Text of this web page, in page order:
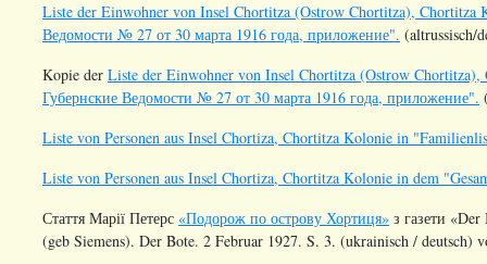
Liste der Einwohner von Insel Chortitza (Ostrow Chortitza), Chortitza
Ведомости № 27 от 30 марта 1916 года, приложение". (altrussisch/
Kopie der Liste der Einwohner von Insel Chortitza (Ostrow
Губернские Ведомости № 27 от 30 марта 1916 года, приложение".
Liste von Personen aus Insel Chortiza, Chortitza Kolonie in
Liste von Personen aus Insel Chortiza, Chortitza Kolonie in dem
Стаття Марії Петерс «Подорож по острову Хортиця» з газети
(geb Siemens). Der Bote. 2 Februar 1927. S. 3. (ukrainisch / deutsch)